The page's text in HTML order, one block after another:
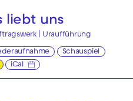
liebt uns
| Uraufführung
Schauspiel
iCal